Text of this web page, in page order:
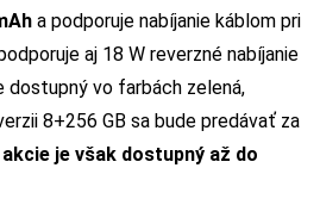
a podporuje nabíjanie káblom pri
aj 18 W reverzné nabíjanie
dostupný vo farbách zelená,
8+256 GB sa bude predávať za
je však dostupný až do